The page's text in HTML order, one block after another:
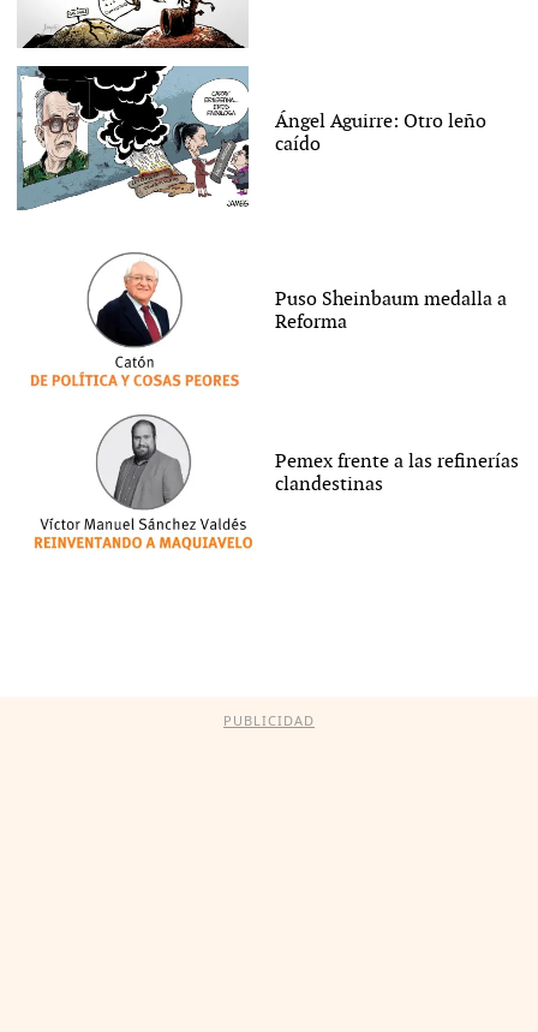
Ángel Aguirre: Otro leño
caído
Puso Sheinbaum medalla a
Reforma
Pemex frente a las refinerías
clandestinas
PUBLICIDAD